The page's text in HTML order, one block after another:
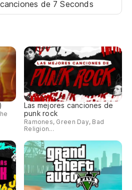
de 7 Seconds
Las mejores canciones de
punk rock
Ramones, Green Day, Bad
Religion...